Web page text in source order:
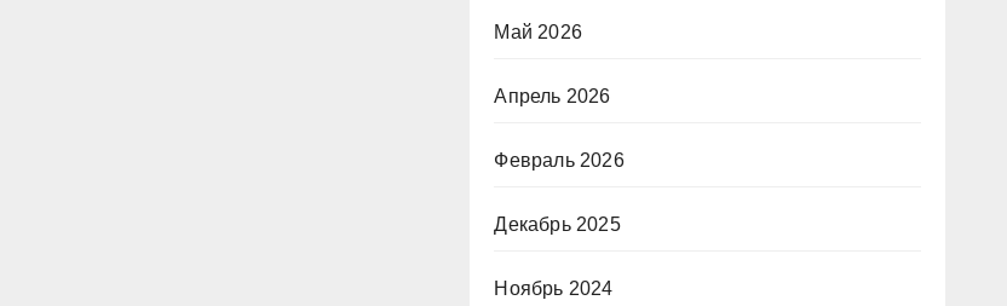
Май 2026
Апрель 2026
Февраль 2026
Декабрь 2025
Ноябрь 2024